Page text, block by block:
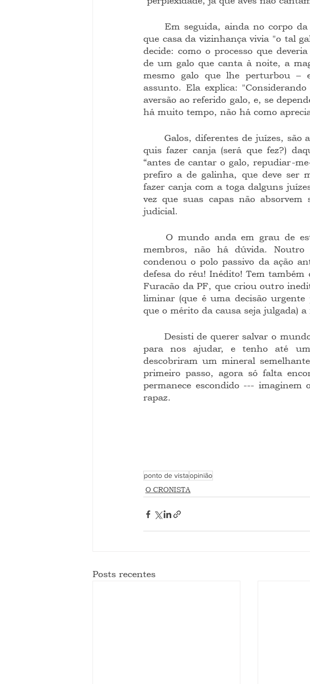
que casa da vizinhança vivia "o tal
decide: como o processo que
de um galo que canta à noite, a
mesmo galo que lhe perturbou –
assunto. Ela explica:
aversão ao referido galo, e, se
há muito tempo, não há como
quis fazer canja (será que fez?)
“antes de cantar o galo, repudiar-
prefiro a de galinha, que deve ser
fazer canja com a toga dalguns
vez que suas capas não absorvem
judicial.
membros, não há dúvida. Noutro
condenou o polo passivo da ação
defesa do réu! Inédito! Tem também
Furacão da PF, que criou outro
liminar (que é uma decisão
que o mérito da causa seja julgada)
para nos ajudar, e tenho até
descobriram um mineral
primeiro passo, agora só falta
permanece escondido ---
rapaz.
ponto de vistaopinião
O CRONISTA
Posts recentes